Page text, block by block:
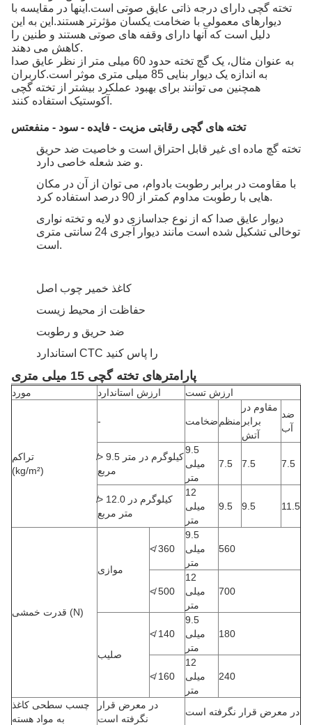
تخته گچی دارای درجه ذاتی عایق صوتی است.اینها در مقایسه با
دیوارهای معمولی با ضخامت یکسان مؤثرتر هستند.این به این
دلیل است که آنها دارای وقفه های صوتی هستند و طنین را
کاهش می دهند.
به عنوان مثال، یک گچ تخته حدود 60 میلی متر از نظر عایق صدا
به اندازه یک دیوار بنایی 85 میلی متری موثر است.کاربران
همچنین می توانند برای بهبود عملکرد بیشتر از تخته گچی
آکوستیک استفاده کنند.
تخته های گچی رقابتی مزیت - فایده - سود - منفعتس
تخته گچ ماده ای غیر قابل احتراق است و خاصیت ضد حریق
و ضد شعله خاصی دارد.
با مقاومت در برابر رطوبت بادوام، می توان از آن در مکان
هایی با رطوبت مداوم کمتر از 90 درصد استفاده کرد.
دیوار عایق صدا که از نوع جداسازی دو لایه و تخته نواری
توخالی تشکیل شده است مانند دیوار آجری 24 سانتی متری
است.
کاغذ خمیر چوب اصل
حفاظت از محیط زیست
ضد حریق و رطوبت
استاندارد CTC را پاس کنید
پارامترهای تخته گچی 15 میلی متری
مورد ارزش استاندارد ارزش تست
تراکم
(kg/m²)
- ضخامت منظم
مقاوم در
برابر
آتش
ضد
آب
≯ 9.5 کیلوگرم در متر
مربع
9.5
میلی
متر
7.5 7.5 7.5
≯ 12.0 کیلوگرم در
متر مربع
12
میلی
متر
9.5 9.5 11.5
قدرت خمشی (N)
موازی
≮ 360
9.5
میلی
متر
560
≮ 500
12
میلی
متر
700
صلیب
≮ 140
9.5
میلی
متر
180
≮ 160
12
میلی
متر
240
چسب سطحی کاغذ
به مواد هسته
در معرض قرار
نگرفته است
در معرض قرار نگرفته است